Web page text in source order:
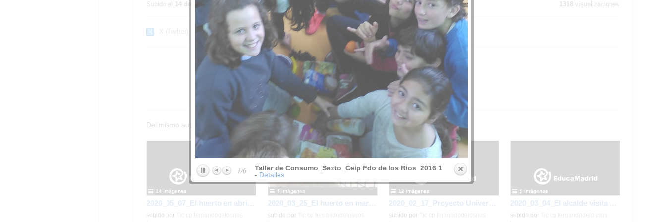
Subido el 14 de noviembre de 2016por Tic cp fernandodelosrios lasrozas 1318 visualizaciones
Facebook Embeber
Contenidos de la lista
Del mismo autor…
2020_05_07_El huerto en abril_CEIP FDLR_Las Rozas
subido por
14 imágenes
2020_03_25_El huerto en marzo_CEIP FDLR_Las Rozas
subido por
5 imágenes
2020_02_17_Proyecto Universo de los monos verdes_CEIP FDLR_Las Rozas
subido por
12 imágenes
2020_03_04_El alcalde visita Ed Infantil_CEIP FDLR_Las Rozas
subido por
9 imágenes